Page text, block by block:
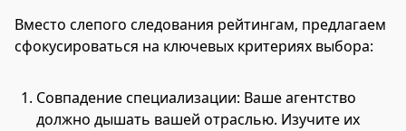
Вместо слепого следования рейтингам, предлагаем
сфокусироваться на ключевых критериях выбора:
Совпадение специализации: Ваше агентство
должно дышать вашей отраслью. Изучите их